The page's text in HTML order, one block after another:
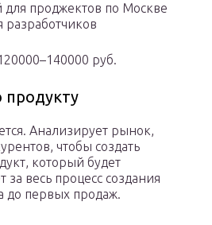
для проджектов по Москве
руб.
Анализирует рынок,
чтобы создать
который будет
за весь процесс создания
до первых продаж.